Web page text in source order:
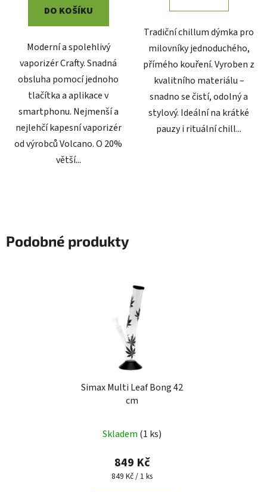
DO KOŠÍKU
Moderní a spolehlivý
vaporizér Crafty. Snadná
obsluha pomocí jednoho
tlačítka a aplikace v
smartphonu. Nejmenší a
nejlehčí kapesní vaporizér
od výrobců Volcano. O 20%
větší...
Tradiční chillum dýmka pro
milovníky jednoduchého,
přímého kouření. Vyroben z
kvalitního materiálu –
snadno se čistí, odolný a
stylový. Ideální na krátké
pauzy i rituální chill...
Podobné produkty
Simax Multi Leaf Bong 42
cm
Skladem (1 ks)
849 Kč
Měrná
849 Kč / 1 ks